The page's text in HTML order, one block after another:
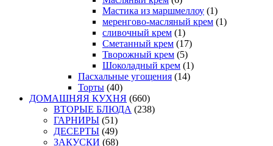
Мастика из маршмеллоу (1)
меренгово-масляный крем (1)
сливочный крем (1)
Сметанный крем (17)
Творожный крем (5)
Шоколадный крем (1)
Пасхальные угощения (14)
Торты (40)
ДОМАШНЯЯ КУХНЯ (660)
ВТОРЫЕ БЛЮДА (238)
ГАРНИРЫ (51)
ДЕСЕРТЫ (49)
ЗАКУСКИ (68)